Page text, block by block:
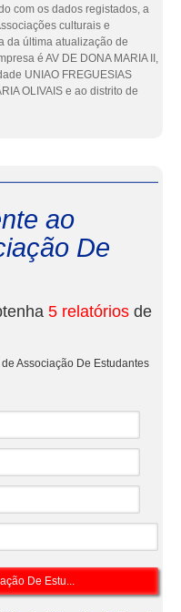
com os dados registados, a
culturais e
da última atualização de
é AV DE DONA MARIA II,
UNIAO FREGUESIAS
OLIVAIS e ao distrito de
ao
De
5 relatórios de
Associação De Estudantes